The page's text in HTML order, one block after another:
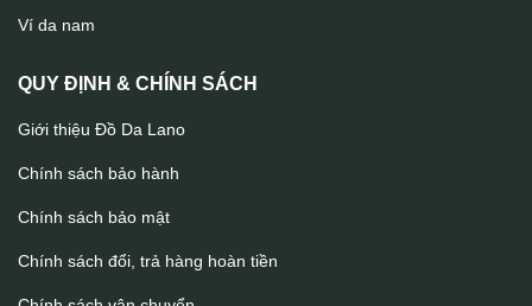
Ví da nam
QUY ĐỊNH & CHÍNH SÁCH
Giới thiệu Đồ Da Lano
Chính sách bảo hành
Chính sách bảo mật
Chính sách đổi, trả hàng hoàn tiền